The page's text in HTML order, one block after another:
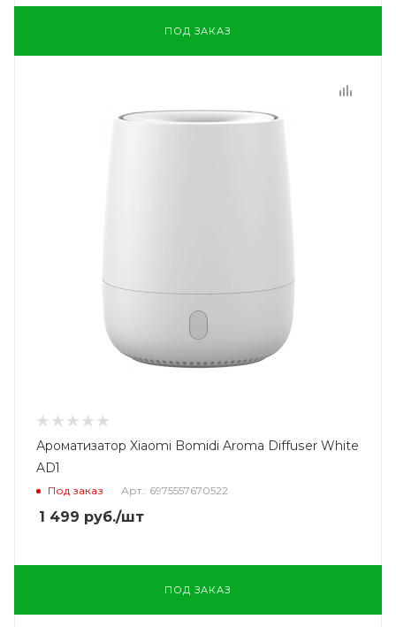
ПОД ЗАКАЗ
Ароматизатор Xiaomi Bomidi Aroma Diffuser White
AD1
Под заказ Арт.: 6975557670522
1 499 руб./шт
ПОД ЗАКАЗ